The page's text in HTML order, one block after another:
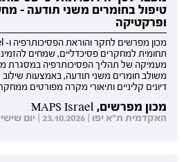
טיפול בחומרים משני תודעה -
ופרקטיקה
תחומית למחקרים פסיכדליים, שמחים
מעמיקה של תהליך הפסיכותרפיה במסגרת
משולב חומרים משני תודעה, באמצעות
דיונים קליניים ותיאורי מקרה מפורטים
מכון מפרשים, MAPS Israel
האקדמית ת"א יפו | 23.10.2026 | יום שישי | 08:30-14:00